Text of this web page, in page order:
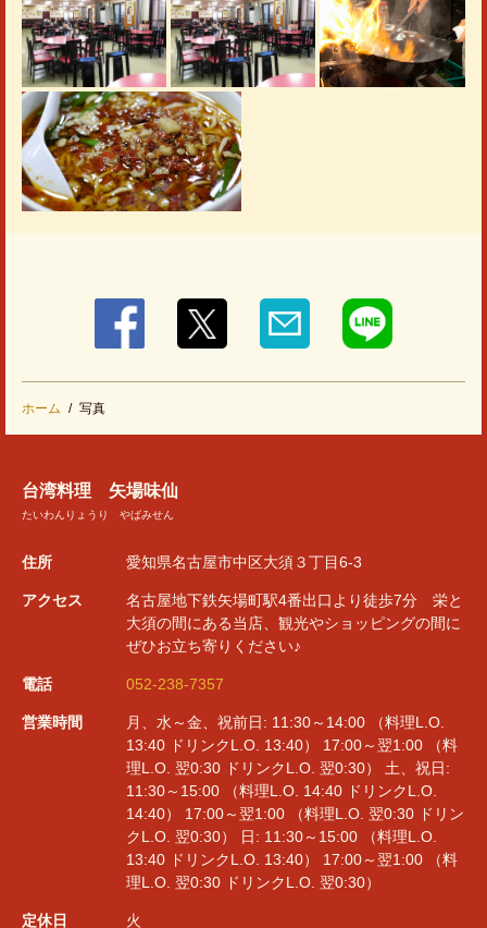
ホーム 写真
台湾料理 矢場味仙
たいわんりょうり やばみせん
住所 愛知県名古屋市中区大須３丁目6-3
アクセス
名古屋地下鉄矢場町駅4番出口より徒歩7分 栄と
大須の間にある当店、観光やショッピングの間に
ぜひお立ち寄りください♪
電話 052-238-7357
営業時間
月、水～金、祝前日: 11:30～14:00 （料理L.O.
13:40 ドリンクL.O. 13:40） 17:00～翌1:00 （料
理L.O. 翌0:30 ドリンクL.O. 翌0:30） 土、祝日:
11:30～15:00 （料理L.O. 14:40 ドリンクL.O.
14:40） 17:00～翌1:00 （料理L.O. 翌0:30 ドリン
クL.O. 翌0:30） 日: 11:30～15:00 （料理L.O.
13:40 ドリンクL.O. 13:40） 17:00～翌1:00 （料
理L.O. 翌0:30 ドリンクL.O. 翌0:30）
定休日 火
閉じる